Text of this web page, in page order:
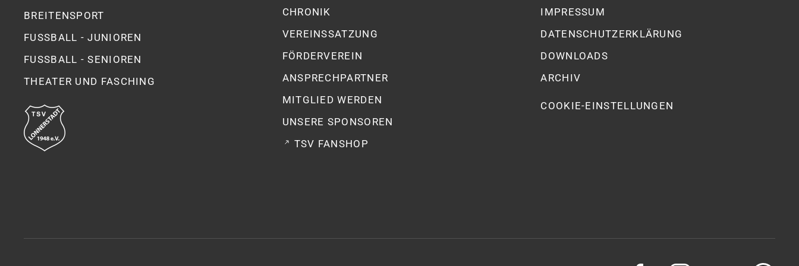
BREITENSPORT
FUSSBALL - JUNIOREN
FUSSBALL - SENIOREN
THEATER UND FASCHING
CHRONIK
VEREINSSATZUNG
FÖRDERVEREIN
ANSPRECHPARTNER
MITGLIED WERDEN
UNSERE SPONSOREN
TSV FANSHOP
IMPRESSUM
DATENSCHUTZ­ERKLÄRUNG
DOWNLOADS
ARCHIV
COOKIE-EINSTELLUNGEN